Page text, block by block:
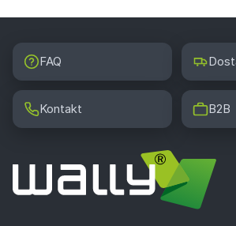
FAQ
Kontakt B2B